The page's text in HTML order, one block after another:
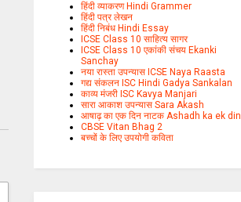
हिंदी व्याकरण Hindi Grammer
हिंदी पत्र लेखन
हिंदी निबंध Hindi Essay
ICSE Class 10 साहित्य सागर
ICSE Class 10 एकांकी संचय Ekanki
Sanchay
नया रास्ता उपन्यास ICSE Naya Raasta
गद्य संकलन ISC Hindi Gadya Sankalan
काव्य मंजरी ISC Kavya Manjari
सारा आकाश उपन्यास Sara Akash
आषाढ़ का एक दिन नाटक Ashadh ka ek din
CBSE Vitan Bhag 2
बच्चों के लिए उपयोगी कविता